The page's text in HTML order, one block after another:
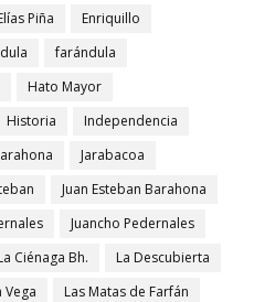
Piña
Enriquillo
farándula
Hato Mayor
Historia
Independencia
Jarabacoa
Juan Esteban Barahona
Juancho Pedernales
Ciénaga Bh.
La Descubierta
Vega
Las Matas de Farfán